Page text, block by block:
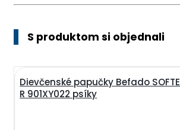
S produktom si objednali
Dievčenské papučky Befado SOFTE
R 901XY022 psíky